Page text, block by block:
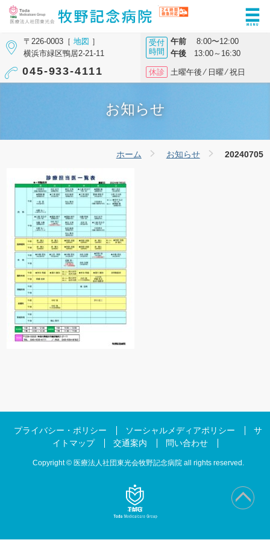
〒226-0003［地図 ］
横浜市緑区鴨居2-21-11
045-933-4111
受付
時間
午前8:00〜12:00
午後13:00～16:30
休診 土曜午後 ⁄ 日曜 ⁄ 祝日
お知らせ
ホーム お知らせ 20240705
プライバシー・ポリシー ソーシャルメディアポリシー
サ
イトマップ
交通案内 問い合わせ
Copyright © 医療法人社団東光会牧野記念病院 all rights reserved.